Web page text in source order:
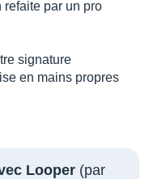
refaite par un pro
signature
en mains propres
Looper (par